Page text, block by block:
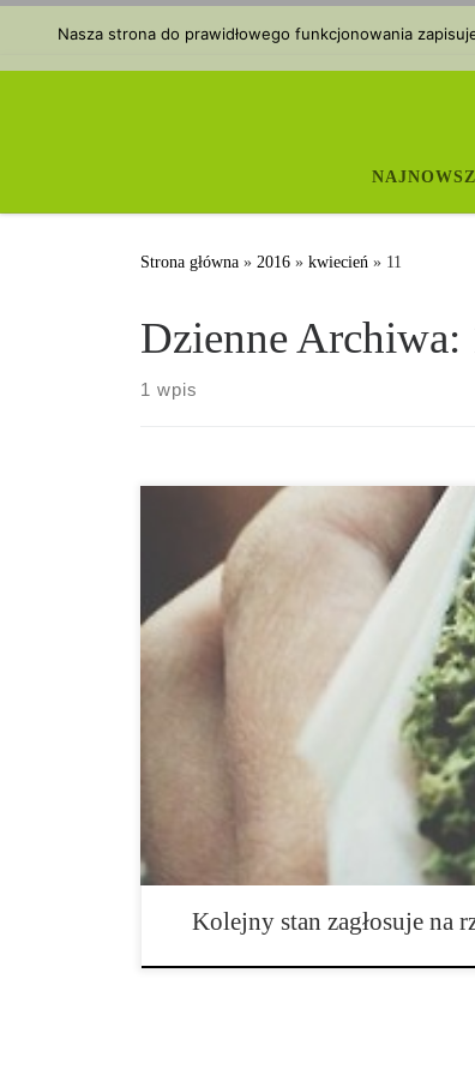
Przejdź do treści
Strona główna » 2016 » kwiecień » 11
Dzienne Archiwa:
1 wpis
Ostatnie badania dotyczące mieszkańców
jest za legalizacją oraz opodatkowaniem
mieszkańcy dołączą do grona ponad
konopi, oraz nie dla nieodpowiedzialnego i
użytek ze stosowania nietoksycznej rośliny.
się wyraźną tendencję większości stanów,
Kolejny stan zagłosuje na
Nasza strona do prawidłowego funkcjonowania